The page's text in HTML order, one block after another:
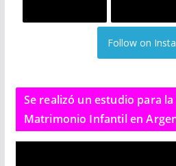
Follow on
Se realizó un estudio para
Matrimonio Infantil en